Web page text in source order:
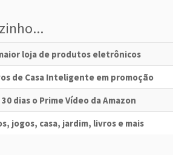
loja de produtos eletrônicos
de Casa Inteligente em promoção
dias o Prime Vídeo da Amazon
jogos, casa, jardim, livros e mais